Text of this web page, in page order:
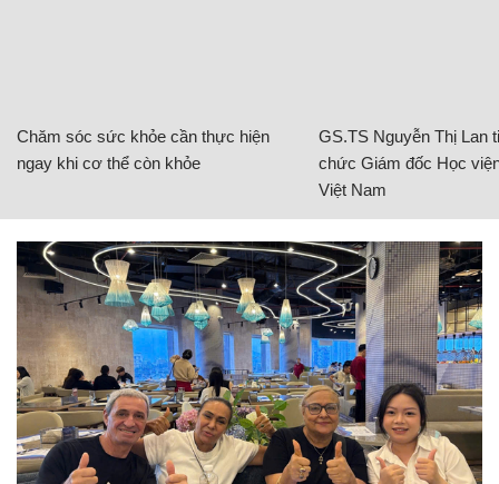
Chăm sóc sức khỏe cần thực hiện
ngay khi cơ thể còn khỏe
GS.TS Nguyễn Thị Lan
chức Giám đốc Học
Việt Nam